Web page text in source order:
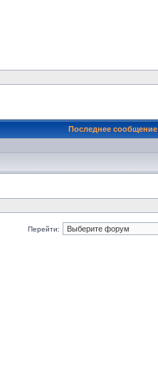
Последнее сообщение
Перейти: